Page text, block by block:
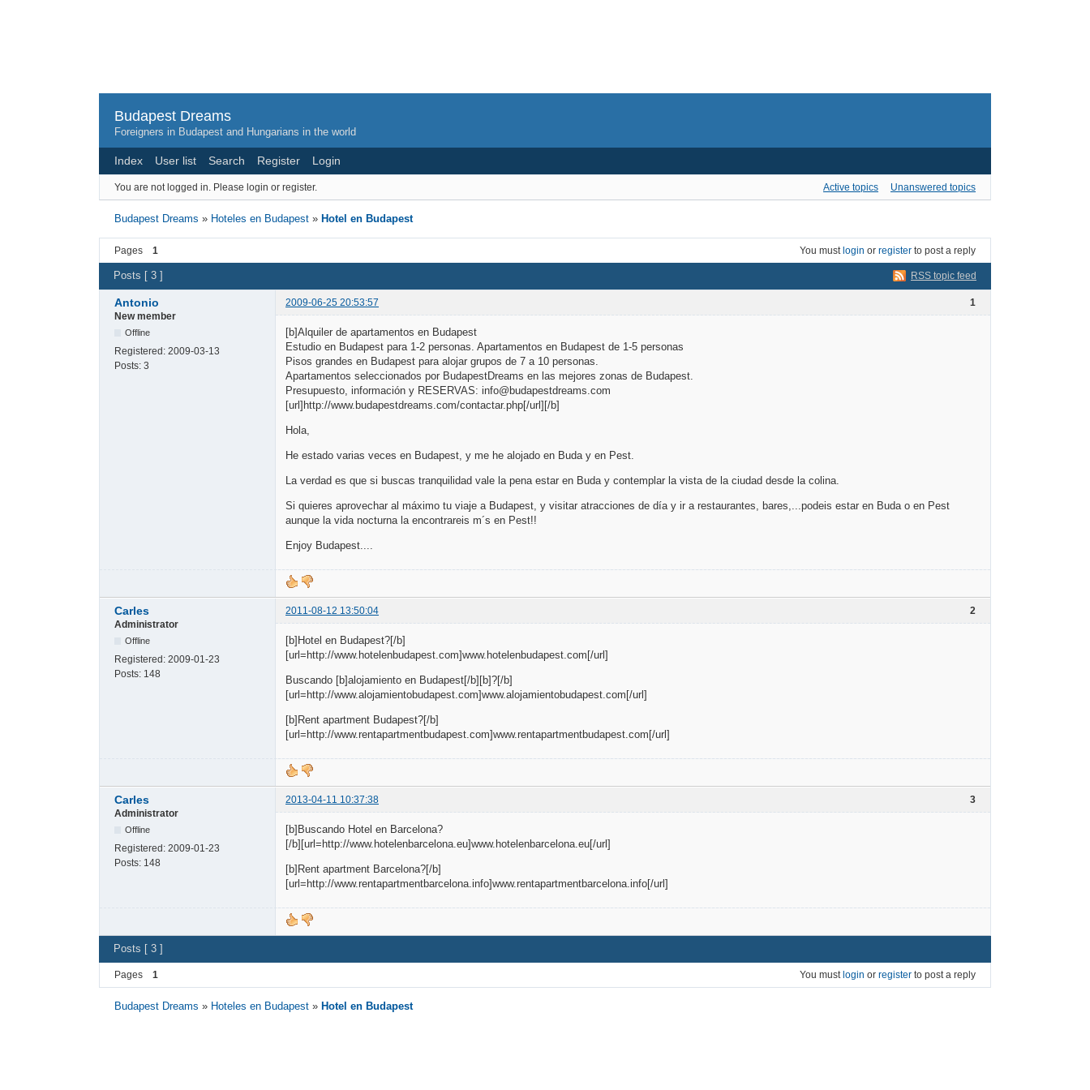
Budapest Dreams
Foreigners in Budapest and Hungarians in the world
Index User list Search Register Login
You are not logged in. Please login or register. Active topics Unanswered topics
Budapest Dreams » Hoteles en Budapest » Hotel en Budapest
Pages 1 You must login or register to post a reply
RSS topic feed
Posts [ 3 ]
1
Antonio
2009-06-25 20:53:57
New member
Offline
Registered: 2009-03-13
Posts: 3
[b]Alquiler de apartamentos en Budapest
Estudio en Budapest para 1-2 personas. Apartamentos en Budapest de 1-5 personas
Pisos grandes en Budapest para alojar grupos de 7 a 10 personas.
Apartamentos seleccionados por BudapestDreams en las mejores zonas de Budapest.
Presupuesto, información y RESERVAS: info@budapestdreams.com
[url]http://www.budapestdreams.com/contactar.php[/url][/b]
Hola,
He estado varias veces en Budapest, y me he alojado en Buda y en Pest.
La verdad es que si buscas tranquilidad vale la pena estar en Buda y contemplar la vista de la ciudad desde la colina.
Si quieres aprovechar al máximo tu viaje a Budapest, y visitar atracciones de día y ir a restaurantes, bares,...podeis estar en Buda o en Pest
aunque la vida nocturna la encontrareis m´s en Pest!!
Enjoy Budapest....
2
Carles
2011-08-12 13:50:04
Administrator
Offline
Registered: 2009-01-23
Posts: 148
[b]Hotel en Budapest?[/b]
[url=http://www.hotelenbudapest.com]www.hotelenbudapest.com[/url]
Buscando [b]alojamiento en Budapest[/b][b]?[/b]
[url=http://www.alojamientobudapest.com]www.alojamientobudapest.com[/url]
[b]Rent apartment Budapest?[/b]
[url=http://www.rentapartmentbudapest.com]www.rentapartmentbudapest.com[/url]
3
Carles
2013-04-11 10:37:38
Administrator
Offline
Registered: 2009-01-23
Posts: 148
[b]Buscando Hotel en Barcelona?
[/b][url=http://www.hotelenbarcelona.eu]www.hotelenbarcelona.eu[/url]
[b]Rent apartment Barcelona?[/b]
[url=http://www.rentapartmentbarcelona.info]www.rentapartmentbarcelona.info[/url]
Posts [ 3 ]
Pages 1 You must login or register to post a reply
Budapest Dreams » Hoteles en Budapest » Hotel en Budapest